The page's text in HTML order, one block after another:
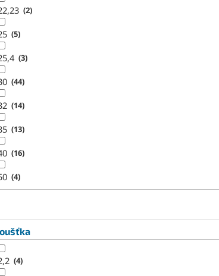
2
5
3
44
14
13
16
4
4